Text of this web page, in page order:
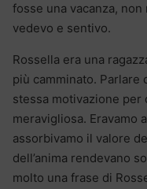
fosse una vacanza,
vedevo e sentivo.
Rossella era una
più camminato. Parlare
stessa motivazione per
meravigliosa. Eravamo
assorbivamo il valore
dell’anima rendevano
molto una frase di